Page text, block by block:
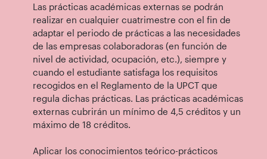
Las prácticas académicas externas se podrán
realizar en cualquier cuatrimestre con el fin de
adaptar el periodo de prácticas a las necesidades
de las empresas colaboradoras (en función de
nivel de actividad, ocupación, etc.), siempre y
cuando el estudiante satisfaga los requisitos
recogidos en el Reglamento de la UPCT que
regula dichas prácticas. Las prácticas académicas
externas cubrirán un mínimo de 4,5 créditos y un
máximo de 18 créditos.
Aplicar los conocimientos teórico-prácticos